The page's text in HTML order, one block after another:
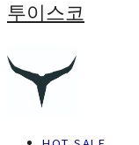
투이스코